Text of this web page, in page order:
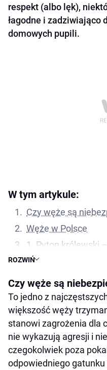
respekt (albo lęk),
łagodne i zadziwiająco
domowych pupili.
W tym artykule:
ROZWIŃ
Czy węże są
Węże w Polsce
1. Pyton królewski
2. Wąż zbożowy –
3. Boa dusiciel –
4. Wąż mleczny –
Czy każdy może
A co z dziećmi i
Czy węże są
To jedno z
większość węży
stanowi zagrożenia dla
nie wykazują agresji i
czegokolwiek poza
odpowiedniego